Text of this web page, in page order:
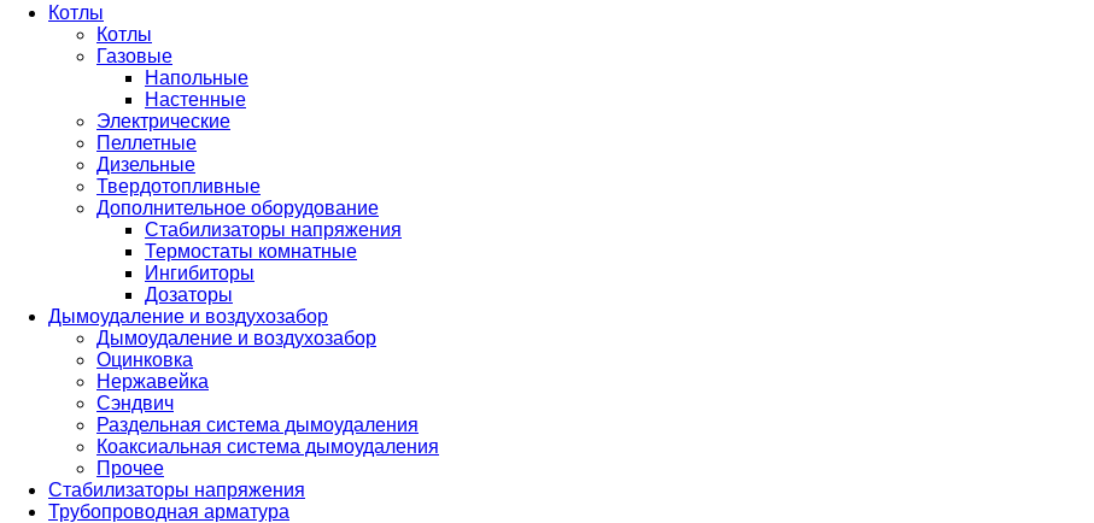
Котлы
Котлы
Газовые
Напольные
Настенные
Электрические
Пеллетные
Дизельные
Твердотопливные
Дополнительное оборудование
Стабилизаторы напряжения
Термостаты комнатные
Ингибиторы
Дозаторы
Дымоудаление и воздухозабор
Дымоудаление и воздухозабор
Оцинковка
Нержавейка
Сэндвич
Раздельная система дымоудаления
Коаксиальная система дымоудаления
Прочее
Стабилизаторы напряжения
Трубопроводная арматура